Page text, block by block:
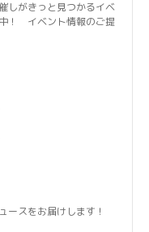
しがきっと見つかるイベ
！ イベント情報のご提
ースをお届けします！